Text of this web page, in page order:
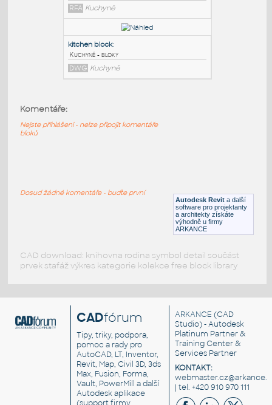
complete_kitchen3
complete kitchen3
RFA Kuchyně
RFA Kuchyně
Autodesk Revit a další
software pro projektanty
a architekty získáte
výhodně u firmy
ARKANCE
Komentáře:
Nejste přihlášeni - nelze připojit komentáře
bloků
Dosud žádné komentáře - buďte první
CAD download: knihovna rodina symbol detail součást
prvek stafáž výkres kategorie kolekce free block library
CADfórum
Tipy, triky, podpora,
pomoc a rady pro
AutoCAD, LT, Inventor,
Revit, Map, Civil 3D, 3ds
Max, Fusion, Forma,
Vault, PowerMill a další
Autodesk aplikace
ARKANCE (CAD
Studio) - Autodesk
Platinum Partner &
Training Center &
Services Partner
KONTAKT:
| tel. +420 910 970 111